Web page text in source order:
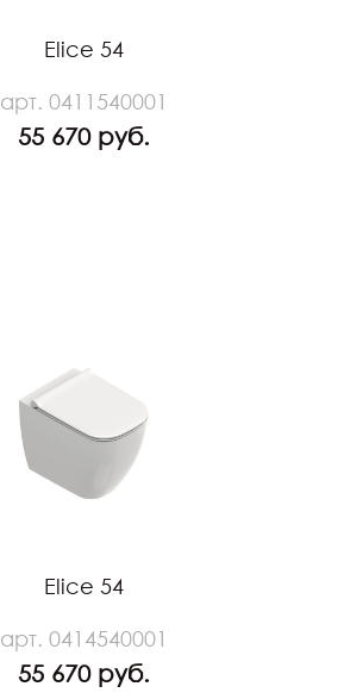
Elice 54
арт. 0411540001
55 670 руб.
Elice 54
арт. 0414540001
55 670 руб.